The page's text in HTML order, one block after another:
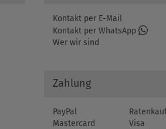
Kontakt per E-Mail
Kontakt per WhatsApp
Wer wir sind
Zahlung
PayPal
Mastercard
Visa